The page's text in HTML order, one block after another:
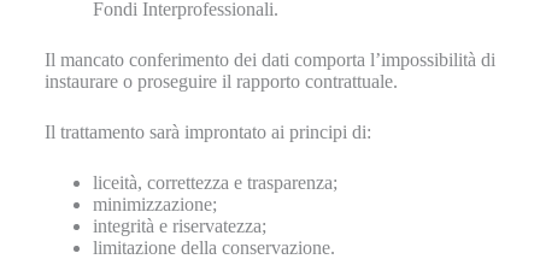
Fondi Interprofessionali.
Il mancato conferimento dei dati comporta l’impossibilità di
instaurare o proseguire il rapporto contrattuale.
Il trattamento sarà improntato ai principi di:
liceità, correttezza e trasparenza;
minimizzazione;
integrità e riservatezza;
limitazione della conservazione.